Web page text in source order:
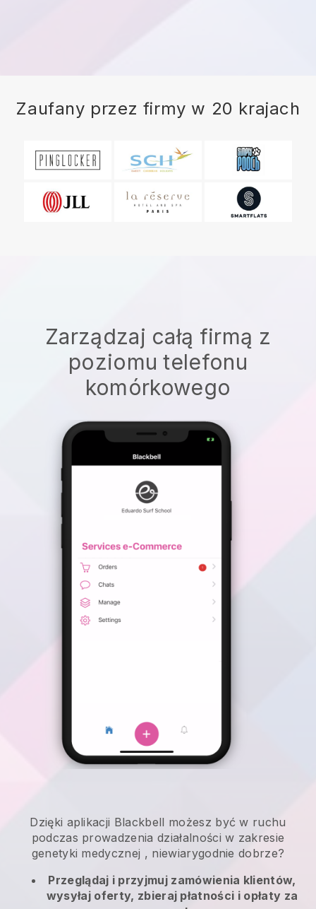
Zaufany przez firmy w 20 krajach
Zarządzaj całą firmą z
poziomu telefonu
komórkowego
Dzięki aplikacji Blackbell możesz być w ruchu
podczas prowadzenia działalności w zakresie
genetyki medycznej , niewiarygodnie dobrze?
Przeglądaj i przyjmuj zamówienia klientów,
wysyłaj oferty, zbieraj płatności i opłaty za